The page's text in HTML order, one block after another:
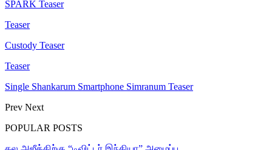
SPARK Teaser
Teaser
Custody Teaser
Teaser
Single Shankarum Smartphone Simranum Teaser
Prev Next
POPULAR POSTS